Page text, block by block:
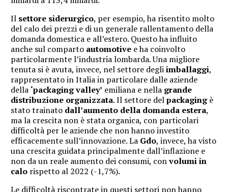
Il settore siderurgico, per esempio, ha risentito molto
del calo dei prezzi e di un generale rallentamento della
domanda domestica e all’estero. Questo ha influito
anche sul comparto automotive e ha coinvolto
particolarmente l’industria lombarda. Una migliore
tenuta si è avuta, invece, nel settore degliimballaggi,
rappresentato in Italia in particolare dalle aziende
della ‘packaging valley’ emiliana e nella grande
distribuzione organizzata. Il settore delpackagingè
stato trainato dall’aumento della domanda estera,
ma la crescita non è stata organica, con particolari
difficoltà per le aziende che non hanno investito
efficacemente sull’innovazione. La Gdo, invece, ha visto
una crescita guidata principalmente dall’inflazione e
non da un reale aumento dei consumi, convolumi in
calo rispetto al 2022 (-1,7%).
Le difficoltà riscontrate in questi settori non hanno